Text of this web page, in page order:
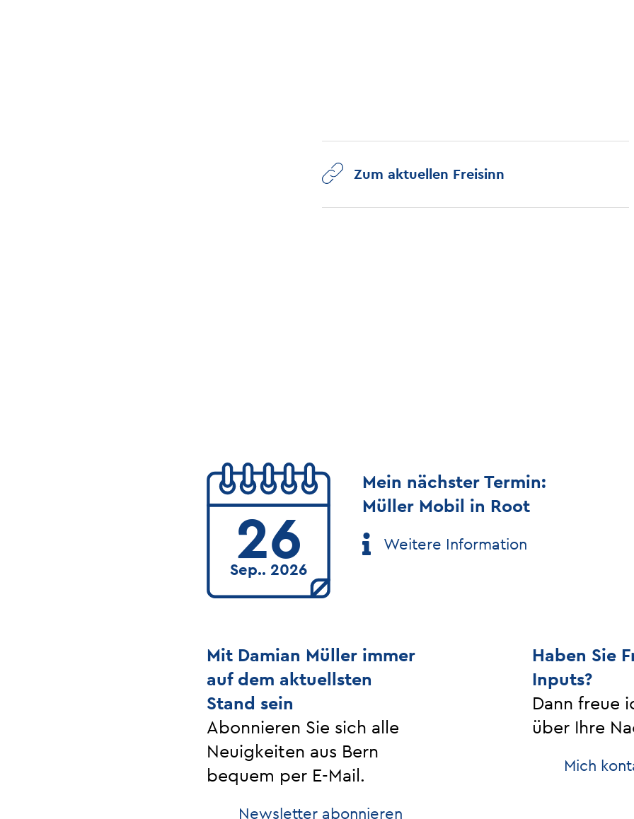
Zum aktuellen Freisinn
26
Sep.. 2026
Mein nächster Termin:
Müller Mobil in Root
Weitere Information
Mit Damian Müller immer
auf dem aktuellsten
Stand sein
Abonnieren Sie sich alle
Neuigkeiten aus Bern
bequem per E-Mail.
Newsletter abonnieren
Haben Sie
Inputs?
Dann freue
über Ihre
Mich